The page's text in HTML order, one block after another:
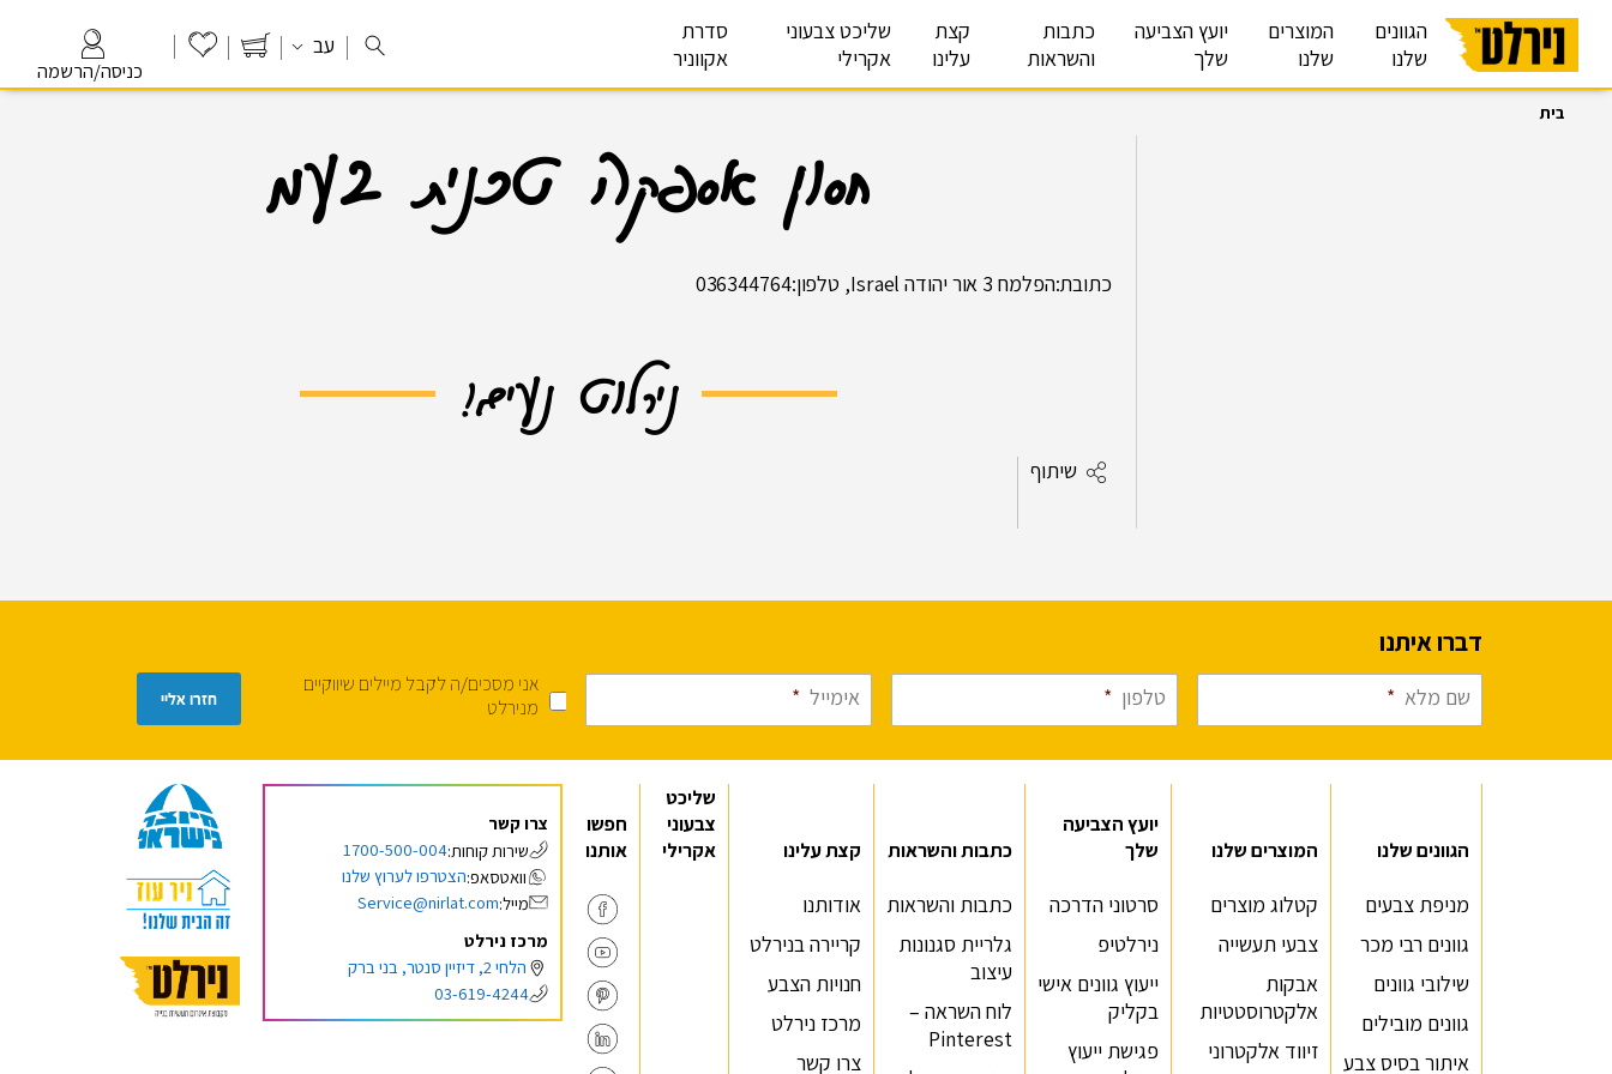
כניסה/הרשמה
עב
הגוונים
שלנו
המוצרים
שלנו
יועץ הצביעה
שלך
כתבות
והשראות
קצת
עלינו
שליכט צבעוני
אקרילי
סדרת
אקווניר
בית חסון אספקה טכנית בעמ
כתובת:הפלמח 3 אור יהודה Israel, טלפון:036344764
נירלוט נעים!
שיתוף
דברו איתנו
שם מלא * טלפון * אימייל *
אני מסכים/ה לקבל מיילים שיווקיים
מנירלט
הגוונים שלנו
מניפת צבעים
גוונים רבי מכר
שילובי גוונים
גוונים מובילים
איתור בסיס צבע
המוצרים שלנו
קטלוג מוצרים
צבעי תעשייה
אבקות
אלקטרוסטטיות
זיווד אלקטרוני
יועץ הצביעה
שלך
סרטוני הדרכה
נירלטיפ
ייעוץ גוונים אישי
בקליק
פגישת ייעוץ
כתבות והשראות
כתבות והשראות
גלריית סגנונות
עיצוב
לוח השראה –
Pinterest
קצת עלינו
אודותנו
קריירה בנירלט
חנויות הצבע
מרכז נירלט
צרו קשר
שליכט
צבעוני
אקרילי
חפשו
אותנו
צרו קשר
שירות קוחות:1700-500-004
וואטסאפ:הצטרפו לערוץ שלנו
מייל:Service@nirlat.com
מרכז נירלט
הלחי 2, דיזיין סנטר, בני ברק
03-619-4244